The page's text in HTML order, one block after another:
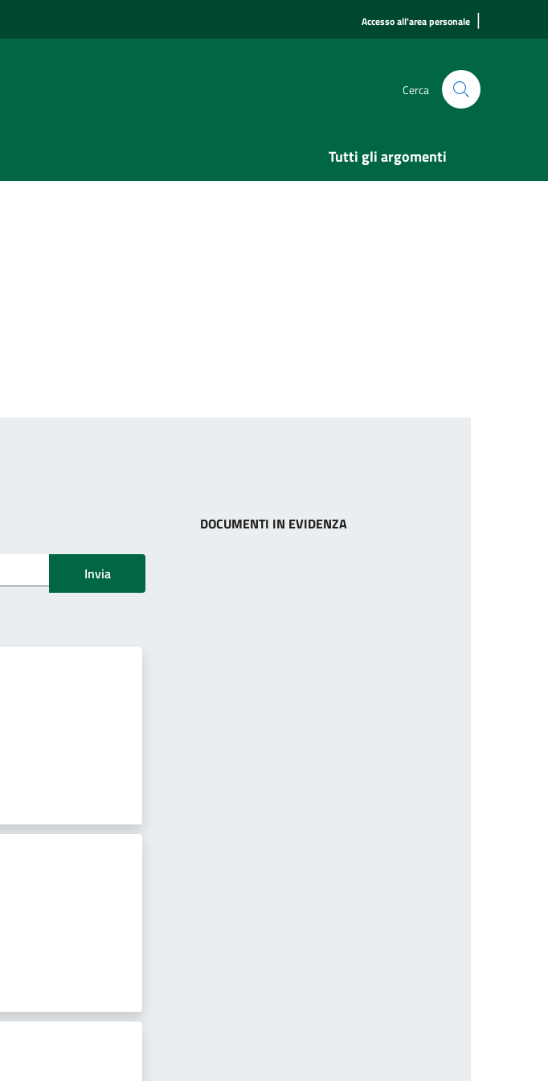
Accesso all'area personale |
Cerca
Tutti gli argomenti
Invia
DOCUMENTI IN EVIDENZA